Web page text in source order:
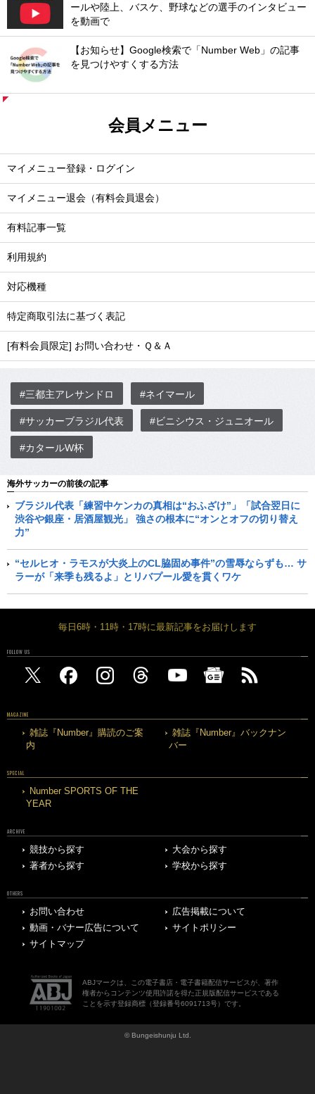
ールや陸上、バスケ、野球などの選手のインタビュー
を動画で
【お知らせ】Google検索で「Number Web」の記事
を見つけやすくする方法
会員メニュー
マイメニュー登録・ログイン
マイメニュー退会（有料会員退会）
有料記事一覧
利用規約
対応機種
特定商取引法に基づく表記
[有料会員限定] お問い合わせ・Ｑ＆Ａ
#三都主アレサンドロ #ネイマール
#サッカーブラジル代表 #ビニシウス・ジュニオール
#カタールW杯
海外サッカーの前後の記事
ブラジル代表「練習中ケンカの真相は“おふざけ”」「試合翌日に
渋谷や銀座・居酒屋観光」 強さの根本に“オンとオフの切り替え
力”
“セルヒオ・ラモスが大炎上のCL脇固め事件”の雪辱ならずも… サ
ラーが「来季も残るよ」とリバプール愛を貫くワケ
毎日6時・11時・17時に最新記事をお届けします
FOLLOW US
MAGAZINE
雑誌『Number』購読のご案
内
雑誌『Number』バックナン
バー
SPECIAL
Number SPORTS OF THE
YEAR
ARCHIVE
競技から探す
大会から探す
著者から探す
学校から探す
OTHERS
お問い合わせ
広告掲載について
動画・バナー広告について
サイトポリシー
サイトマップ
ABJマークは、この電子書店・電子書籍配信サービスが、著作
権者からコンテンツ使用許諾を得た正規版配信サービスである
ことを示す登録商標（登録番号6091713号）です。
© Bungeishunju Ltd.